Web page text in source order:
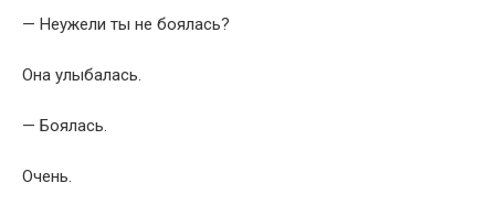
— Неужели ты не боялась?
Она улыбалась.
— Боялась.
Очень.